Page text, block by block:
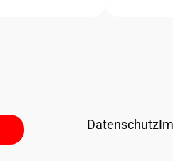
Datenschutz